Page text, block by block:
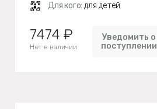
Для кого: для детей
7474 ₽
Нет в наличии
Уведомить о
поступлении